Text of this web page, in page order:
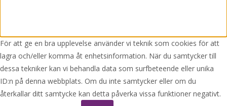
För att ge en bra upplevelse använder vi teknik som cookies för att
lagra och/eller komma åt enhetsinformation. När du samtycker till
dessa tekniker kan vi behandla data som surfbeteende eller unika
ID:n på denna webbplats. Om du inte samtycker eller om du
återkallar ditt samtycke kan detta påverka vissa funktioner negativt.